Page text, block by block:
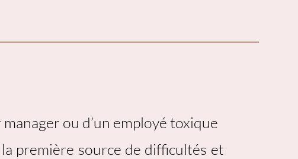
ou d’un employé toxique
première source de difficultés et